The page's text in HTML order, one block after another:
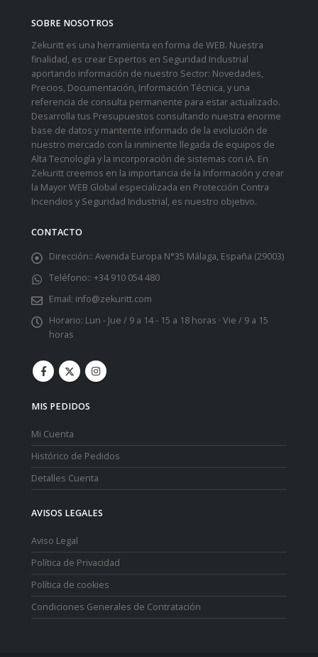
SOBRE NOSOTROS
Zekuritt es una herramienta en forma de WEB. Nuestra
finalidad, es crear Expertos en Seguridad Industrial
aportando información de nuestro Sector: Novedades,
Precios, Documentación, Información Técnica, y una
referencia de consulta permanente para estar actualizado.
Desarrolla tus Presupuestos consultando nuestra enorme
base de datos y mantente informado de la evolución de
nuestro mercado con la inminente llegada de equipos de
Alta Tecnología y la incorporación de sistemas con iA. En
Zekuritt creemos en la importancia de la Información y crear
la Mayor WEB Global especializada en Protección Contra
Incendios y Seguridad Industrial, es nuestro objetivo.
CONTACTO
Dirección:: Avenida Europa N°35 Málaga, España (29003)
Teléfono:: +34 910 054 480
Email: info@zekuritt.com
Horario: Lun - Jue / 9 a 14 - 15 a 18 horas · Vie / 9 a 15
horas
MIS PEDIDOS
Mi Cuenta
Histórico de Pedidos
Detalles Cuenta
AVISOS LEGALES
Aviso Legal
Política de Privacidad
Política de cookies
Condiciones Generales de Contratación